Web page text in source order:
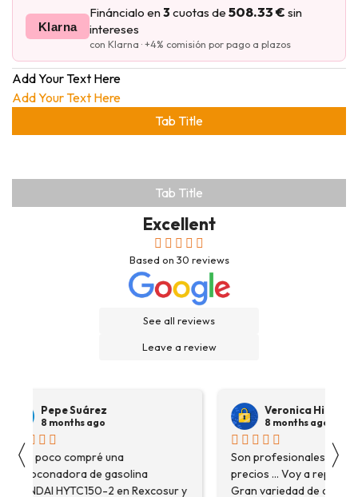
Klarna
Fináncialo en3 cuotas de 508.33 € sin
intereses
con Klarna · +4% comisión por pago a plazos
Add Your Text Here
Add Your Text Here
Tab Title
Tab Title
Excellent
Based on 30 reviews
See all reviews
Leave a review
〈
Pepe Suárez
8 months ago
Hace poco compré una
destoconadora de gasolina
HYUNDAI HYTC150-2 en Rexcosur y
Veronica Hidalgo
8 months ago
Son profesionales ,
precios ... Voy a repetir
Gran variedad de
〉